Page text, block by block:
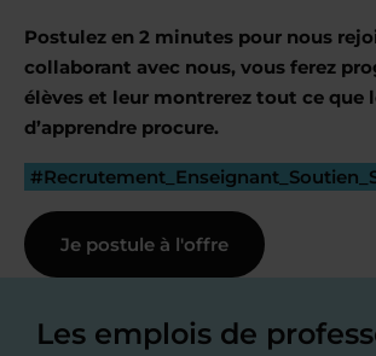
Postulez en 2 minutes pour nous
collaborant avec nous, vous ferez
élèves et leur montrerez tout ce que
d’apprendre procure.
Je postule à l'offre
Les emplois de